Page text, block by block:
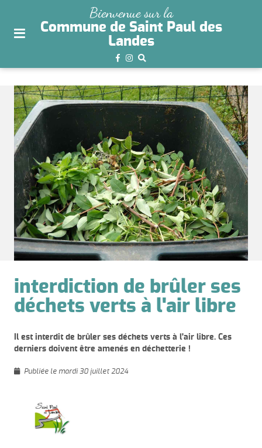
site
aller au
contenu
Bienvenue sur la
Commune de Saint Paul des
Landes
interdiction de brûler ses
déchets verts à l'air libre
Il est interdit de brûler ses déchets verts à l'air libre. Ces
derniers doivent être amenés en déchetterie !
Publiée le mardi 30 juillet 2024